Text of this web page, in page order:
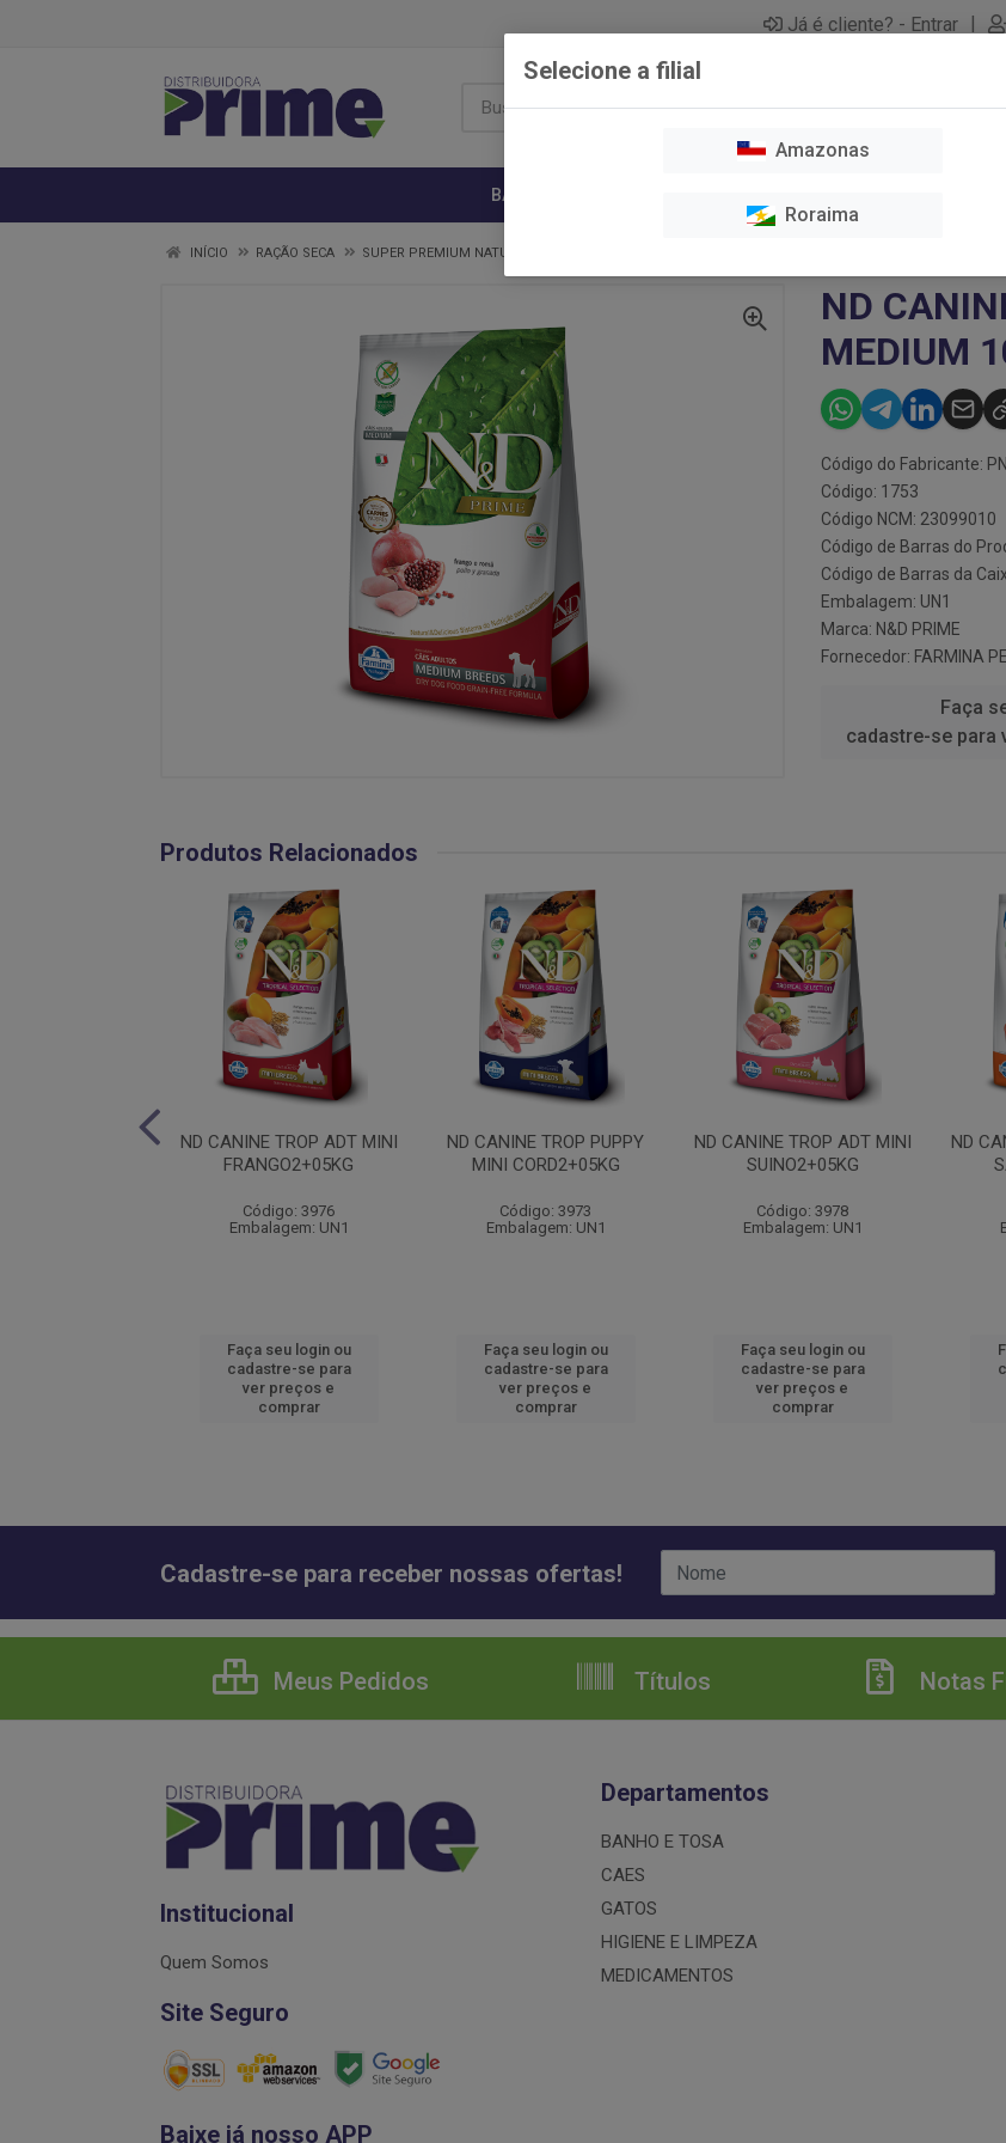
Já é cliente? - Entrar |
BANHO E TOSA
INÍCIO RAÇÃO SECA SUPER PREMIUM NATURAL
ND
MEDIUM
Código do Fabricante:
Código: 1753
Código NCM: 23099010
Código de Barras do
Código de Barras da
Embalagem: UN1
Marca: N&D PRIME
Fornecedor: FARMINA
Faça
cadastre-se para
Produtos Relacionados
ND CANINE TROP ADT MINI
FRANGO2+05KG
Código: 3976
Embalagem: UN1
Faça seu login ou
cadastre-se para
ver preços e
comprar
ND CANINE TROP PUPPY
MINI CORD2+05KG
Código: 3973
Embalagem: UN1
Faça seu login ou
cadastre-se para
ver preços e
comprar
ND CANINE TROP ADT MINI
SUINO2+05KG
Código: 3978
Embalagem: UN1
Faça seu login ou
cadastre-se para
ver preços e
comprar
ND
Cadastre-se para receber nossas ofertas!
Meus Pedidos Títulos Notas
Institucional
Quem Somos
Site Seguro
Baixe já nosso APP
Departamentos
BANHO E TOSA
CAES
GATOS
HIGIENE E LIMPEZA
MEDICAMENTOS
Selecione a filial
Amazonas
Roraima